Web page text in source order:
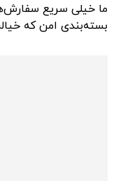
ما خیلی سریع
بسته‌بندی امن که